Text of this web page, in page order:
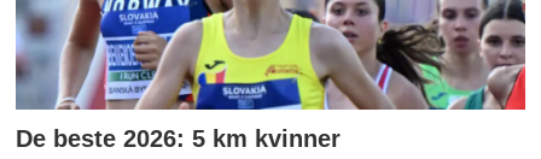
De beste 2026: 5 km kvinner